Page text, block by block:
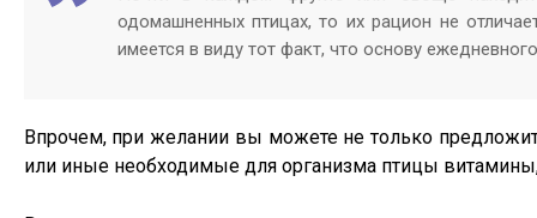
одомашненных птицах, то их рацион не
имеется в виду тот факт, что основу
Впрочем, при желании вы можете не только
или иные необходимые для организма птицы